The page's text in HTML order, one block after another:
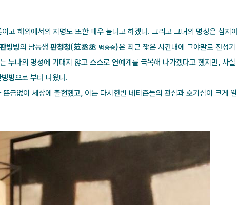
고 해외에서의 지명도 또한 매우 높다고 하겠다. 그리고 그녀의 명성은 심지어
판빙빙의 남동생 판청청(范丞丞 범승승)은 최근 짧은 시간내에 그야말로 전성기
누나의 명성에 기대지 않고 스스로 연예계를 극복해 나가겠다고 했지만, 사실
빙으로 부터 나왔다.
뜬금없이 세상에 출현했고, 이는 다시한번 네티즌들의 관심과 호기심이 크게 일